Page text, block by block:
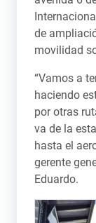
de
movilidad
“Vamos a
haciendo
por otras
va de la
hasta el
gerente
Eduardo.